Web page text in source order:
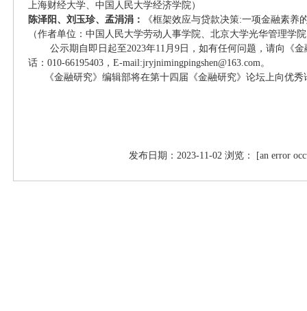
上海财经大学、中国人民大学经济学院）
陈泽阳、刘玉珍、孟涓涓：
《框架效应与贷款决策:一项金融素养
（作者单位：中国人民大学劳动人事学院、北京大学光华管理学
公示期自即日起至2023年11月9日，如有任何问题，请向《金
话：010-66195403，E-mail:jryjnimingpingshen@163.com。
《金融研究》编辑部将在第十四届《金融研究》论坛上向优秀
发布日期：2023-11-02 浏览： [an error